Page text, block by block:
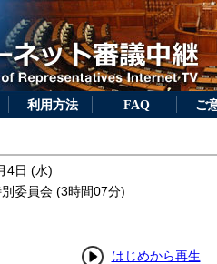
利用方法 FAQ ご
4日 (水)
委員会 (3時間07分)
はじめから再生